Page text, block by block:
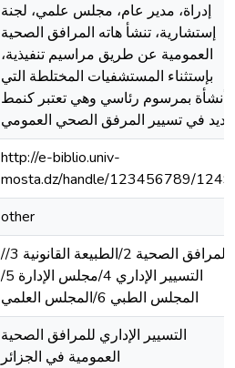
إدراة، مدير عام، مجلس علمي، لجنة
إستشارية، تنشأ هاته المرافق الصحية
العمومية عن طريق مراسيم تنفيذية،
بإستثناء المستشفيات المختلطة التي
أنشأة بمرسوم رئاسي وهي تعتبر كنمط
جديد في تسيير المرفق الصحي العمومي
http://e-biblio.univ-
mosta.dz/handle/123456789/
other
/المرافق الصحية 2/الطبيعة القانونية 3/
التسيير الإداري 4/مجلس الإدارة 5/
المجلس الطبي 6/المجلس العلمي
التسيير الإداري للمرافق الصحية
العمومية في الجزائر